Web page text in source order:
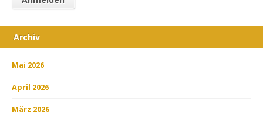
Archiv
Mai 2026
April 2026
März 2026